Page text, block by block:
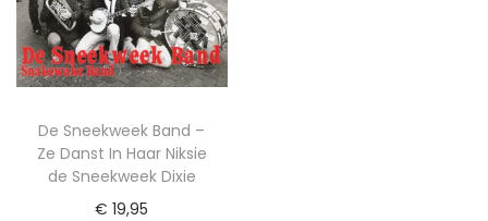
De Sneekweek Band –
Ze Danst In Haar Niksie
de Sneekweek Dixie
€ 19,95